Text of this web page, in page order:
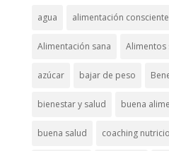
agua alimentación consciente
Alimentación sana Alimentos
azúcar bajar de peso
bienestar y salud buena
buena salud coaching